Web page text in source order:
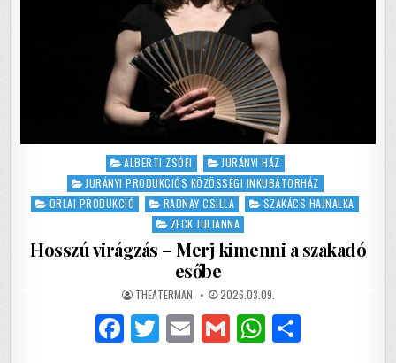
Posted
in
ALBERTI ZSÓFI
JURÁNYI HÁZ
JURÁNYI PRODUKCIÓS KÖZÖSSÉGI INKUBÁTORHÁZ
ORLAI PRODUKCIÓ
RADNAY CSILLA
SZAKÁCS HAJNALKA
ZECK JULIANNA
Hosszú virágzás – Merj kimenni a szakadó
esőbe
AUTHOR:
THEATERMAN PUBLISHED
DATE:
2026.03.09.
F T E G W